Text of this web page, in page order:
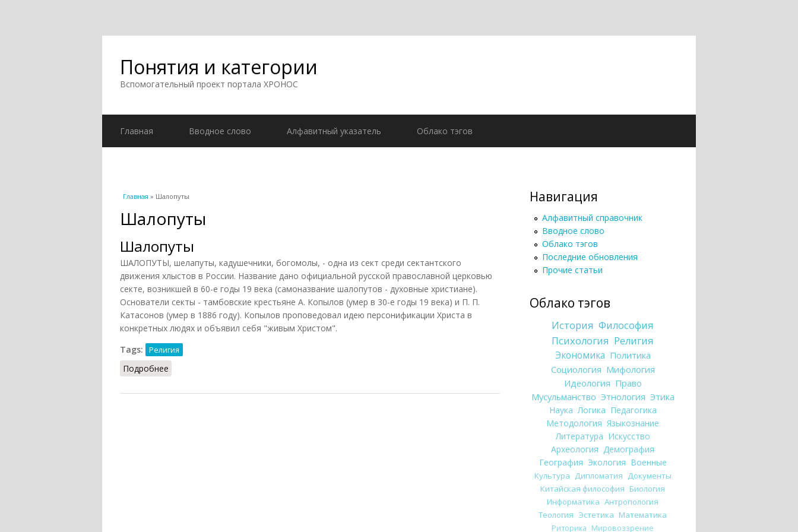
Понятия и категории
Вспомогательный проект портала ХРОНОС
Главная Вводное слово Алфавитный указатель Облако тэгов
Вы здесь
Главная » Шалопуты
Шалопуты
Шалопуты
ШАЛОПУТЫ, шелапуты, кадушечники, богомолы, - одна из сект среди сектантского
движения хлыстов в России. Название дано официальной русской православной церковью
секте, возникшей в 60-е годы 19 века (самоназвание шалопутов - духовные христиане).
Основатели секты - тамбовские крестьяне А. Копылов (умер в 30-е годы 19 века) и П. П.
Катасонов (умер в 1886 году). Копылов проповедовал идею персонификации Христа в
конкретных людях и объявил себя "живым Христом".
Tags:
Религия
Подробнее
Навигация
Алфавитный справочник
Вводное слово
Облако тэгов
Последние обновления
Прочие статьи
Облако тэгов
История Философия
Психология Религия
Экономика Политика
Социология Мифология
Идеология Право
Мусульманство Этнология Этика
Наука Логика Педагогика
Методология Языкознание
Литература Искусство
Археология Демография
География Экология Военные
Культура Дипломатия Документы
Китайская философия Биология
Информатика Антропология
Теология Эстетика Математика
Риторика Мировоззрение